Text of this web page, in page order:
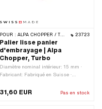
POUR : ALPA CHOPPER / TURBO 23723
Palier lisse panier
d'embrayage | Alpa
Chopper, Turbo
Diamètre nominal intérieur: 15 mm ·
Fabricant: Fabriqué en Suisse ·
mm · Ø intérieur: 15 mm · Hauteur
31,60 EUR Pas en stock